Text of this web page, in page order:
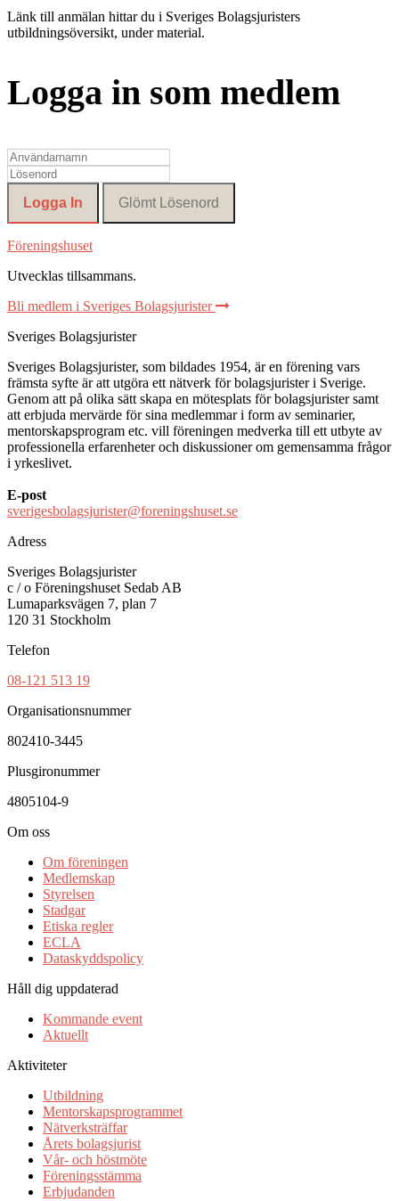
Länk till anmälan hittar du i Sveriges Bolagsjuristers
utbildningsöversikt, under material.
Logga in som medlem
Föreningshuset
Utvecklas tillsammans.
Bli medlem i Sveriges Bolagsjurister
Sveriges Bolagsjurister
Sveriges Bolagsjurister, som bildades 1954, är en förening vars
främsta syfte är att utgöra ett nätverk för bolagsjurister i Sverige.
Genom att på olika sätt skapa en mötesplats för bolagsjurister samt
att erbjuda mervärde för sina medlemmar i form av seminarier,
mentorskapsprogram etc. vill föreningen medverka till ett utbyte av
professionella erfarenheter och diskussioner om gemensamma frågor
i yrkeslivet.
E-post
sverigesbolagsjurister@foreningshuset.se
Adress
Sveriges Bolagsjurister
c / o Föreningshuset Sedab AB
Lumaparksvägen 7, plan 7
120 31 Stockholm
Telefon
08-121 513 19
Organisationsnummer
802410-3445
Plusgironummer
4805104-9
Om oss
Om föreningen
Medlemskap
Styrelsen
Stadgar
Etiska regler
ECLA
Dataskyddspolicy
Håll dig uppdaterad
Kommande event
Aktuellt
Aktiviteter
Utbildning
Mentorskapsprogrammet
Nätverksträffar
Årets bolagsjurist
Vår- och höstmöte
Föreningsstämma
Erbjudanden